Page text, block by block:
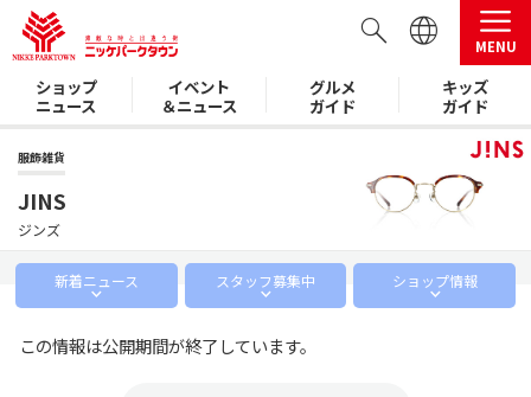
MENU
ショップ
ニュース
イベント
＆ニュース
グルメ
ガイド
キッズ
ガイド
服飾雑貨
JINS
ジンズ
新着ニュース スタッフ募集中 ショップ情報
この情報は公開期間が終了しています。